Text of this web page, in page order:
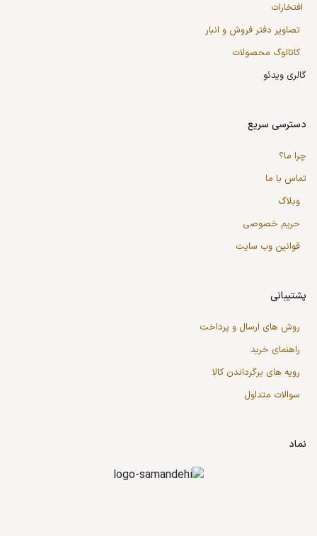
افتخارات
تصاویر دفتر فروش و انبار
کاتالوگ محصولات
گالری ویدئو
دسترسی سریع
چرا ما؟
تماس با ما
وبلاگ
حریم خصوصی
قوانین وب سایت
پشتیبانی
روش های ارسال و پرداخت
راهنمای خرید
رویه های برگرداندن کالا
سوالات متداول
نماد